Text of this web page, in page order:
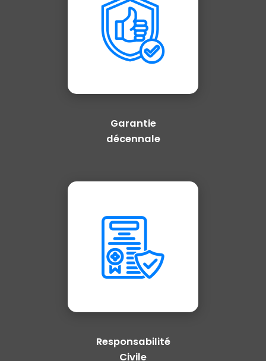
Garantie
décennale
Responsabilité
Civile